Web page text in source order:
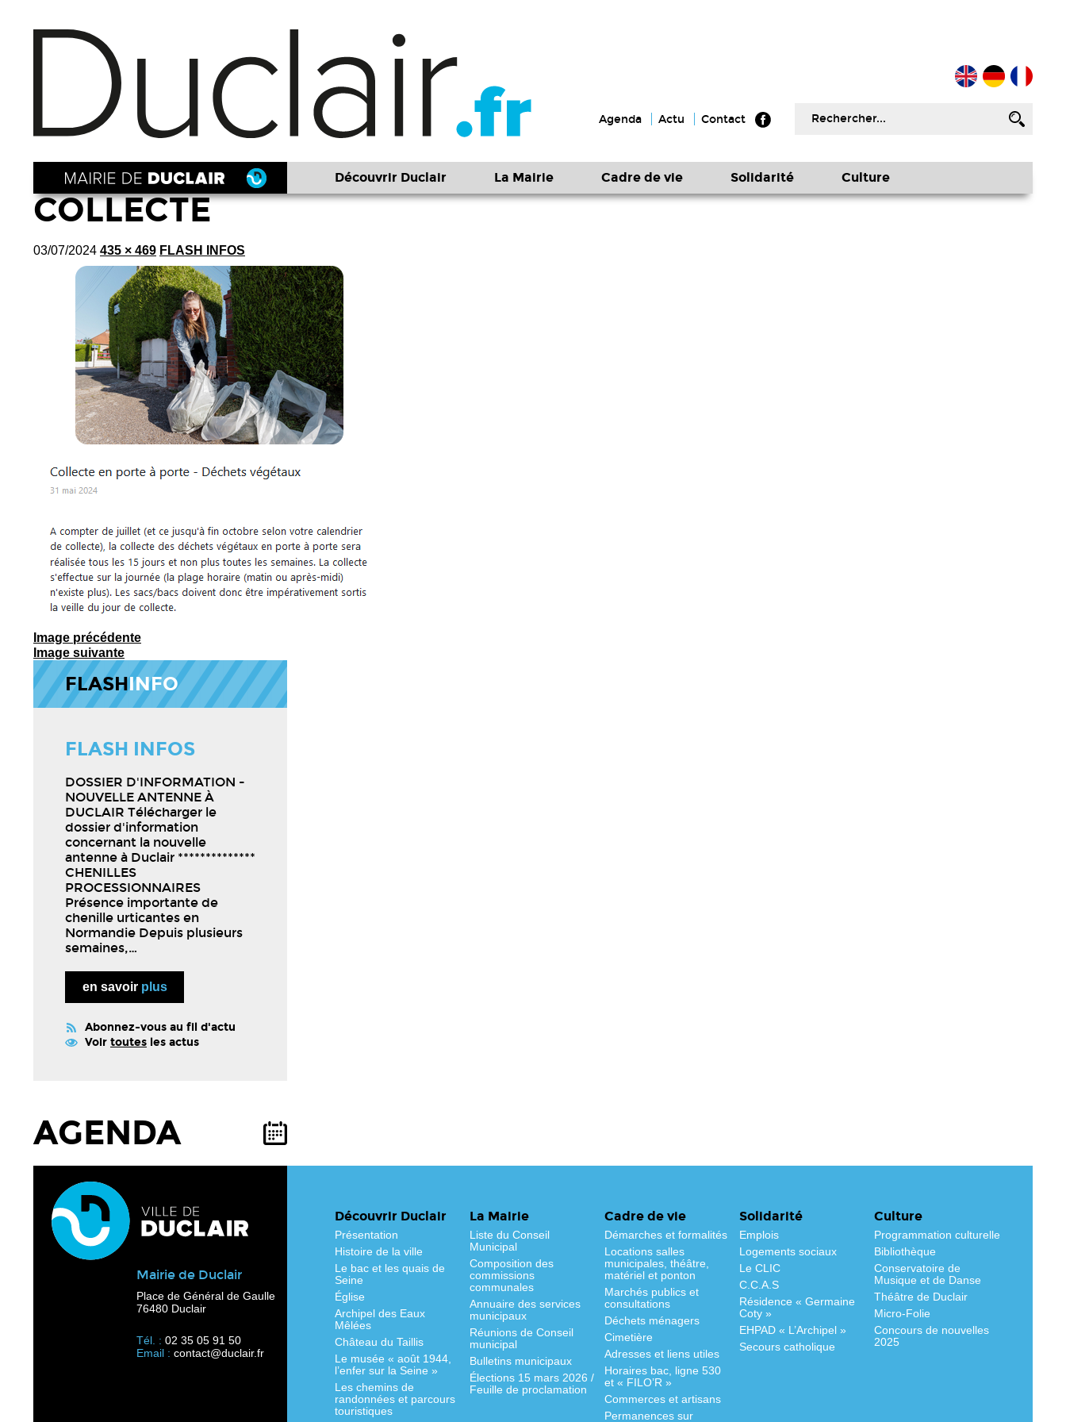
Agenda Actu Contact
Découvrir Duclair La Mairie Cadre de vie Solidarité Culture
COLLECTE
03/07/2024 435 × 469 FLASH INFOS
Image précédente
Image suivante
FLASHINFO
FLASH INFOS
DOSSIER D'INFORMATION -
NOUVELLE ANTENNE À
DUCLAIR Télécharger le
dossier d'information
concernant la nouvelle
antenne à Duclair **************
CHENILLES
PROCESSIONNAIRES
Présence importante de
chenille urticantes en
Normandie Depuis plusieurs
semaines,…
en savoir plus
Abonnez-vous au fil d'actu
Voir toutes les actus
AGENDA
Mairie de Duclair
Place de Général de Gaulle
76480 Duclair
Tél. : 02 35 05 91 50
Email : contact@duclair.fr
Découvrir Duclair
Présentation
Histoire de la ville
Le bac et les quais de
Seine
Église
Archipel des Eaux
Mêlées
Château du Taillis
Le musée « août 1944,
l’enfer sur la Seine »
Les chemins de
randonnées et parcours
touristiques
La Mairie
Liste du Conseil
Municipal
Composition des
commissions
communales
Annuaire des services
municipaux
Réunions de Conseil
municipal
Bulletins municipaux
Élections 15 mars 2026 /
Feuille de proclamation
Cadre de vie
Démarches et formalités
Locations salles
municipales, théâtre,
matériel et ponton
Marchés publics et
consultations
Déchets ménagers
Cimetière
Adresses et liens utiles
Horaires bac, ligne 530
et « FILO’R »
Commerces et artisans
Permanences sur
Solidarité
Emplois
Logements sociaux
Le CLIC
C.C.A.S
Résidence « Germaine
Coty »
EHPAD « L’Archipel »
Secours catholique
Culture
Programmation culturelle
Bibliothèque
Conservatoire de
Musique et de Danse
Théâtre de Duclair
Micro-Folie
Concours de nouvelles
2025